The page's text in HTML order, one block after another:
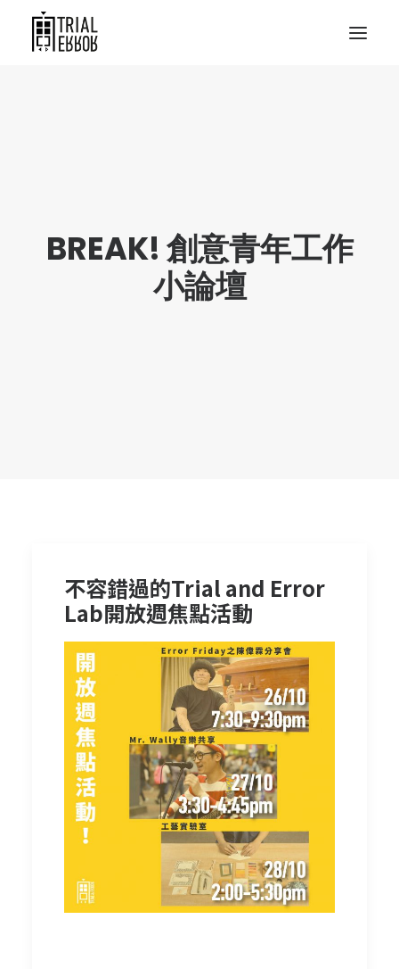
BREAK! 創意青年工作
小論壇
不容錯過的Trial and Error
Lab開放週焦點活動